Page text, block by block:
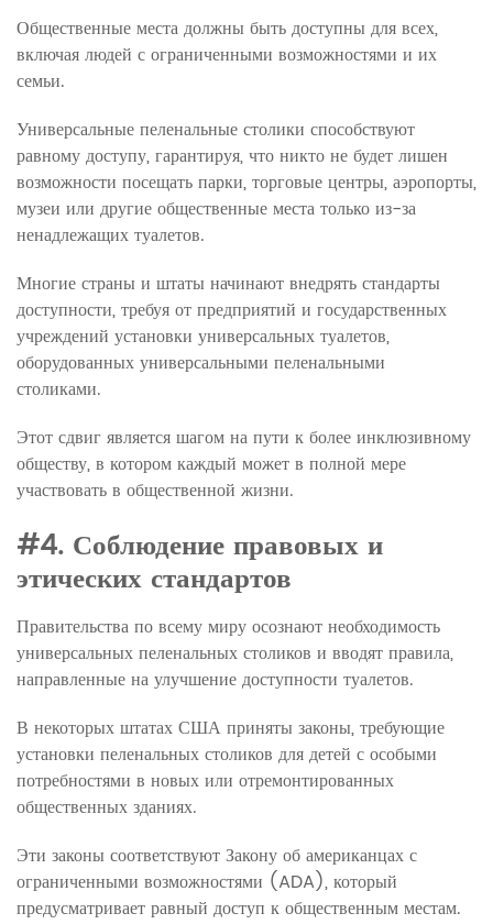
Общественные места должны быть доступны для всех,
включая людей с ограниченными возможностями и их
семьи.
Универсальные пеленальные столики способствуют
равному доступу, гарантируя, что никто не будет лишен
возможности посещать парки, торговые центры, аэропорты,
музеи или другие общественные места только из-за
ненадлежащих туалетов.
Многие страны и штаты начинают внедрять стандарты
доступности, требуя от предприятий и государственных
учреждений установки универсальных туалетов,
оборудованных универсальными пеленальными
столиками.
Этот сдвиг является шагом на пути к более инклюзивному
обществу, в котором каждый может в полной мере
участвовать в общественной жизни.
#4. Соблюдение правовых и
этических стандартов
Правительства по всему миру осознают необходимость
универсальных пеленальных столиков и вводят правила,
направленные на улучшение доступности туалетов.
В некоторых штатах США приняты законы, требующие
установки пеленальных столиков для детей с особыми
потребностями в новых или отремонтированных
общественных зданиях.
Эти законы соответствуют Закону об американцах с
ограниченными возможностями (ADA), который
предусматривает равный доступ к общественным местам.